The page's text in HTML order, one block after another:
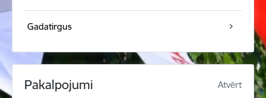
Gadatirgus
Pakalpojumi Atvērt